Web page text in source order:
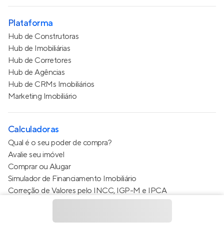
Plataforma
Hub de Construtoras
Hub de Imobiliárias
Hub de Corretores
Hub de Agências
Hub de CRMs Imobiliários
Marketing Imobiliário
Calculadoras
Qual é o seu poder de compra?
Avalie seu imóvel
Comprar ou Alugar
Simulador de Financiamento Imobiliário
Correção de Valores pelo INCC, IGP-M e IPCA
Estimativa de valor do condomínio